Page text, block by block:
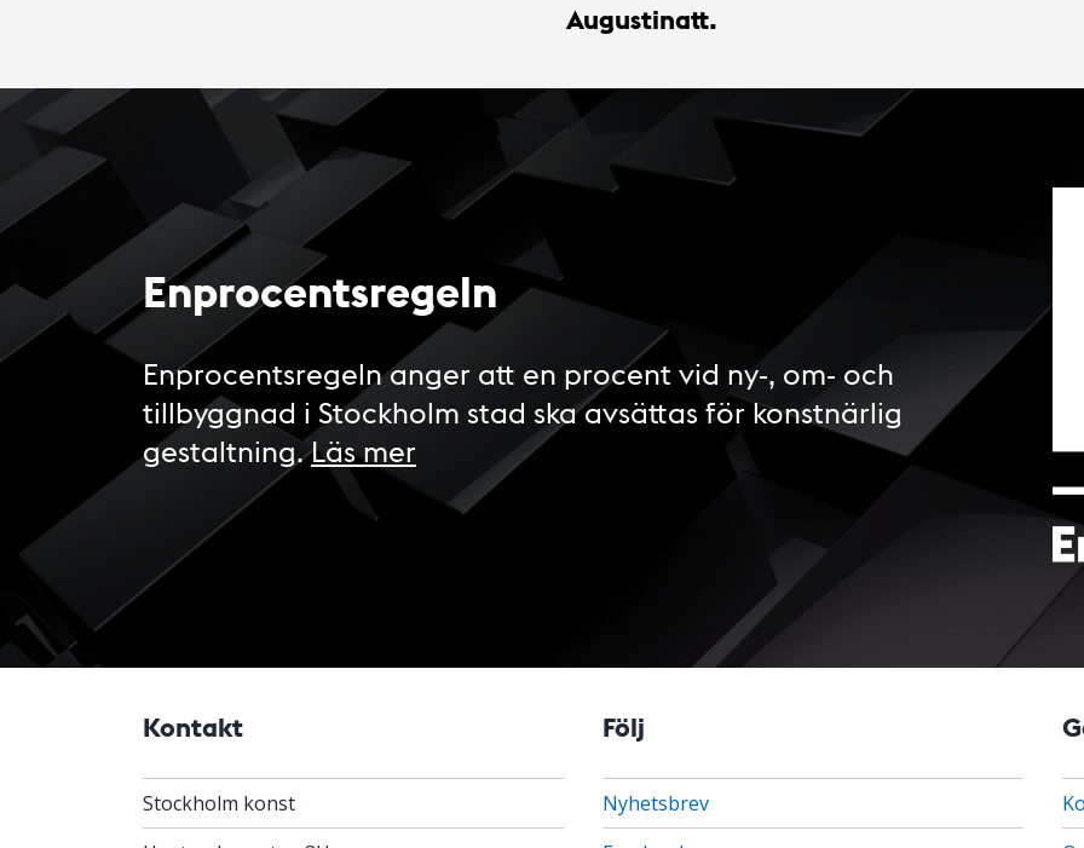
Augustinatt.
Enprocentsregeln
Enprocentsregeln anger att en procent vid ny-, om- och
tillbyggnad i Stockholm stad ska avsättas för konstnärlig
gestaltning.Läs mer
Kontakt
Stockholm konst
Följ
Nyhetsbrev